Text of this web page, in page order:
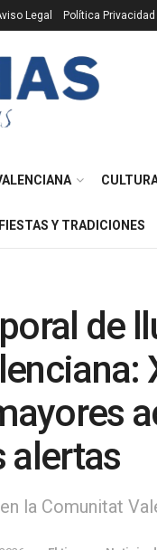
Legal Política Privacidad
FIESTAS Y TRADICIONES
de
alertas
la Comunitat